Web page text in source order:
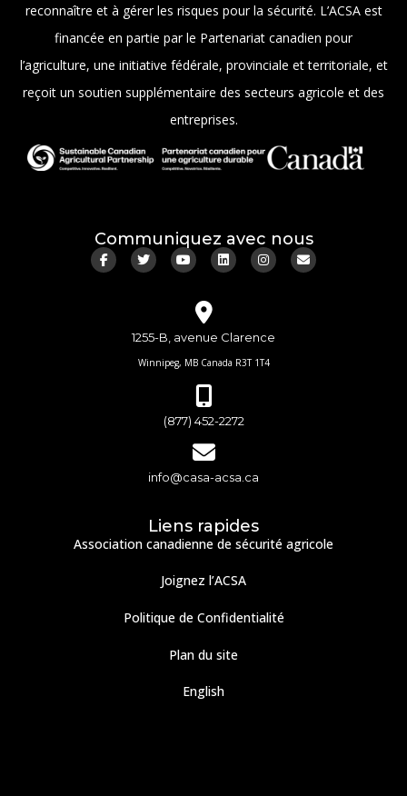
reconnaître et à gérer les risques pour la sécurité. L’ACSA est
financée en partie par le Partenariat canadien pour
l’agriculture, une initiative fédérale, provinciale et territoriale, et
reçoit un soutien supplémentaire des secteurs agricole et des
entreprises.
Communiquez avec nous
1255-B, avenue Clarence
Winnipeg, MB Canada R3T 1T4
(877) 452-2272
info@casa-acsa.ca
Liens rapides
Association canadienne de sécurité agricole
Joignez l’ACSA
Politique de Confidentialité
Plan du site
English